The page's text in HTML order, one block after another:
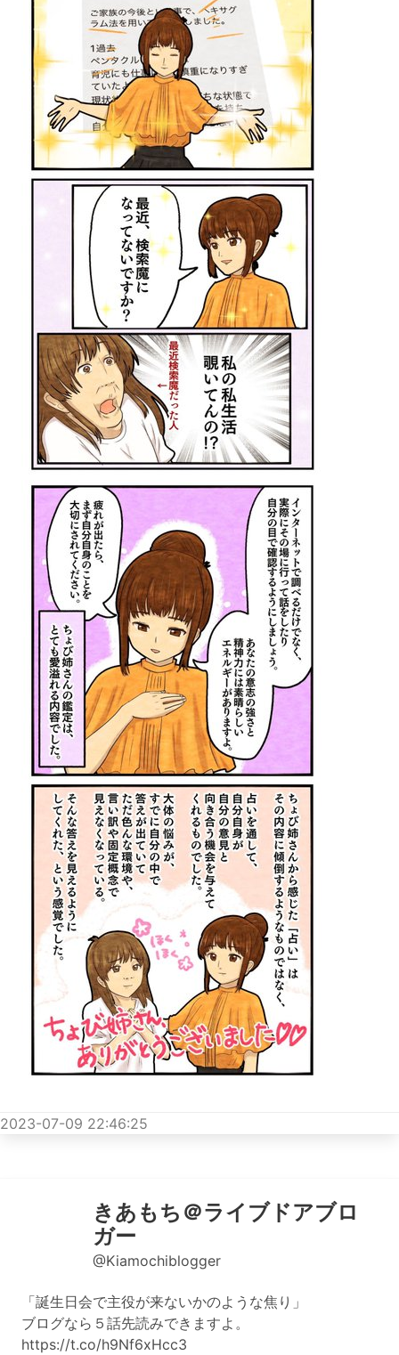
2023-07-09 22:46:25
きあもち＠ライブドアブロ
ガー
@Kiamochiblogger
「誕生日会で主役が来ないかのような焦り」
ブログなら５話先読みできますよ。
https://t.co/h9Nf6xHcc3